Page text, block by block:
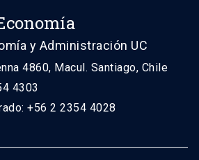
y Administración UC
4860, Macul. Santiago, Chile
4303
+56 2 2354 4028